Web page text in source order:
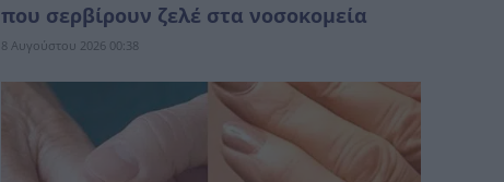
που σερβίρουν ζελέ στα νοσοκομεία
8 Αυγούστου 2026 00:38